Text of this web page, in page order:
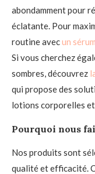
abondamment pour
éclatante. Pour
routine avecun
Si vous cherchez
sombres, découvrez
qui propose des
lotions corporelles
Pourquoi nous
Nos produits sont
qualité et efficacité.